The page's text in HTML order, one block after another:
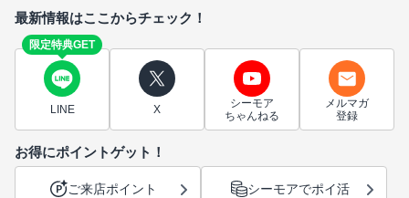
最新情報はここからチェック！
限定特典GET
LINE X
シーモア
ちゃんねる
メルマガ
登録
お得にポイントゲット！
ご来店ポイント シーモアでポイ活